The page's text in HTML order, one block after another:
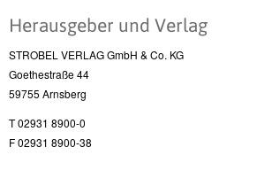
Herausgeber und Verlag
STROBEL VERLAG GmbH & Co. KG
Goethestraße 44
59755 Arnsberg
T 02931 8900-0
F 02931 8900-38